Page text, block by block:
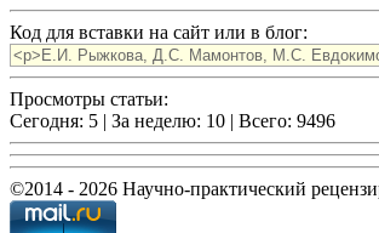
Код для вставки на сайт или в блог:
Просмотры статьи:
Сегодня: 5 | За неделю: 10 | Всего: 9496
©2014 - 2026 Научно-практический